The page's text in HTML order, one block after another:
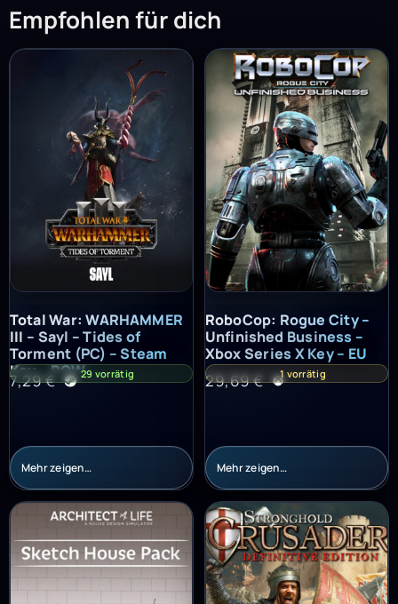
Empfohlen für dich
Total War: WARHAMMER III – Sayl – Tides of Torment (PC) –
Total War: WARHAMMER
III – Sayl – Tides of
Torment (PC) – Steam
Key – ROW
7,29€ 29 vorrätig
Mehr zeigen…
RoboCop: Rogue City –
RoboCop: Rogue City –
Unfinished Business –
Xbox Series X Key – EU
29,69€ 1 vorrätig
Mehr zeigen…